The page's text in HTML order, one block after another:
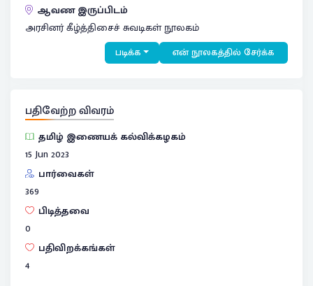
ஆவண இருப்பிடம்
அரசினர் கீழ்த்திசைச் சுவடிகள் நூலகம்
படிக்க என் நூலகத்தில் சேர்க்க
பதிவேற்ற விவரம்
தமிழ் இணையக் கல்விக்கழகம்
15 Jun 2023
பார்வைகள்
369
பிடித்தவை
0
பதிவிறக்கங்கள்
4